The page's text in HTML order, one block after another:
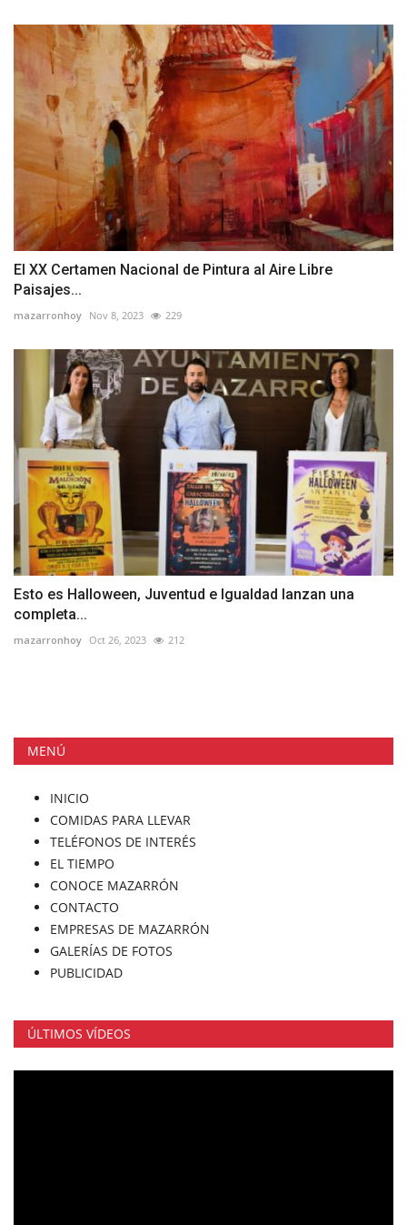
El XX Certamen Nacional de Pintura al Aire Libre
Paisajes...
mazarronhoy Nov 8, 2023 229
Esto es Halloween, Juventud e Igualdad lanzan una
completa...
mazarronhoy Oct 26, 2023 212
MENÚ
INICIO
COMIDAS PARA LLEVAR
TELÉFONOS DE INTERÉS
EL TIEMPO
CONOCE MAZARRÓN
CONTACTO
EMPRESAS DE MAZARRÓN
GALERÍAS DE FOTOS
PUBLICIDAD
ÚLTIMOS VÍDEOS